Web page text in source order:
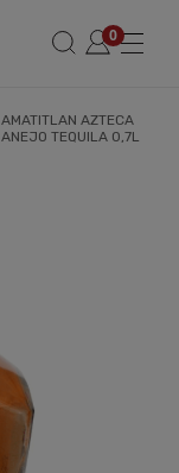
AMATITLAN AZTECA
ANEJO TEQUILA 0,7L